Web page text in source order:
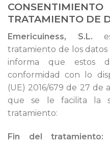
TRATAMIENTO DE
Emericuiness, S.L.
tratamiento de los
informa que estos
conformidad con lo
(UE) 2016/679 de 27 de
que se le facilita la
tratamiento:
Fin del tratamiento: